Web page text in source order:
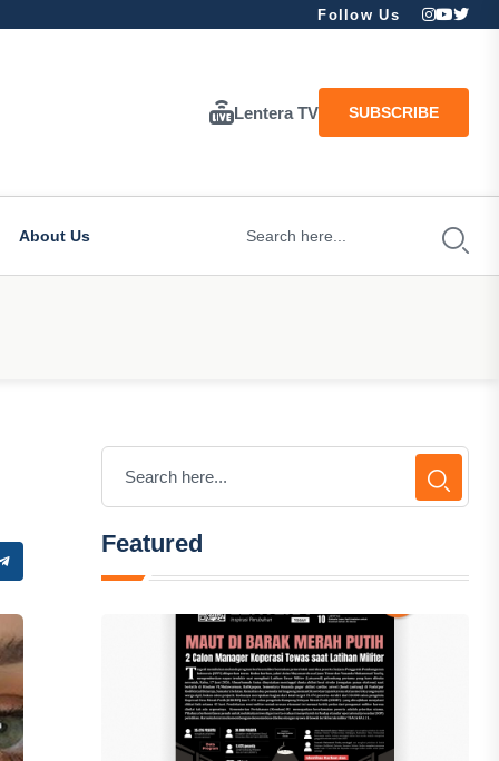
Follow Us
Lentera TV SUBSCRIBE
About Us
Featured